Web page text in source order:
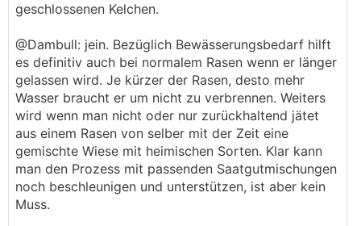
geschlossenen Kelchen.
@Dambull: jein. Bezüglich Bewässerungsbedarf hilft
es definitiv auch bei normalem Rasen wenn er länger
gelassen wird. Je kürzer der Rasen, desto mehr
Wasser braucht er um nicht zu verbrennen. Weiters
wird wenn man nicht oder nur zurückhaltend jätet
aus einem Rasen von selber mit der Zeit eine
gemischte Wiese mit heimischen Sorten. Klar kann
man den Prozess mit passenden Saatgutmischungen
noch beschleunigen und unterstützen, ist aber kein
Muss.